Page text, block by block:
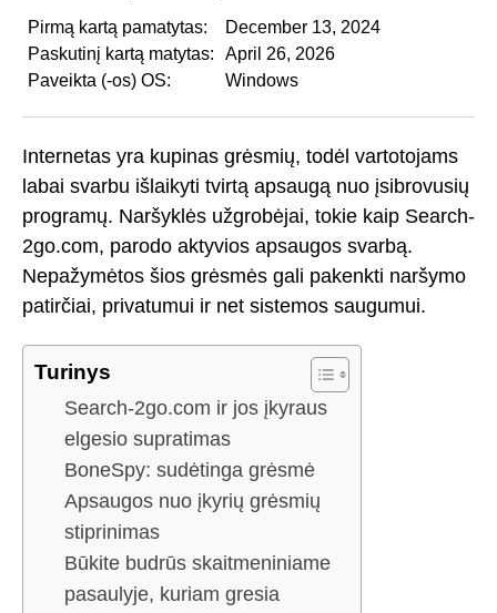
Pirmą kartą pamatytas:
December 13, 2024
Paskutinį kartą matytas:
April 26, 2026
Paveikta (-os) OS:
Windows
Internetas yra kupinas grėsmių, todėl vartotojams
labai svarbu išlaikyti tvirtą apsaugą nuo įsibrovusių
programų. Naršyklės užgrobėjai, tokie kaip Search-
2go.com, parodo aktyvios apsaugos svarbą.
Nepažymėtos šios grėsmės gali pakenkti naršymo
patirčiai, privatumui ir net sistemos saugumui.
Turinys
Search-2go.com ir jos įkyraus
elgesio supratimas
BoneSpy: sudėtinga grėsmė
Apsaugos nuo įkyrių grėsmių
stiprinimas
Būkite budrūs skaitmeniniame
pasaulyje, kuriam gresia